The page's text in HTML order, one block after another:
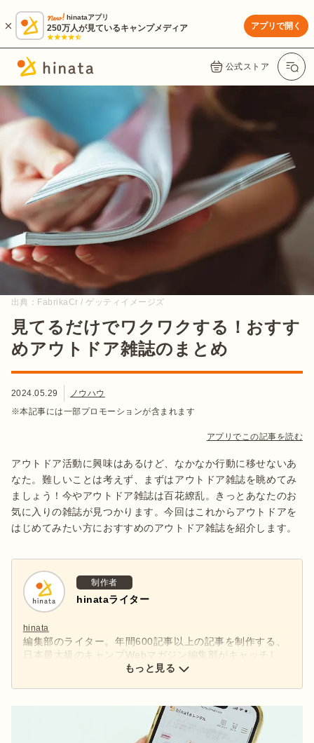
hinataアプリ
250万人が見ているキャンプメディア アプリで開く
公式ストア
出典： FabrikaCr / ゲッティイメージズ
見てるだけでワクワクする！おすす
めアウトドア雑誌のまとめ
2024.05.29
ノウハウ
※本記事には一部プロモーションが含まれます
アプリでこの記事を読む
アウトドア活動に興味はあるけど、なかなか行動に移せないあ
なた。難しいことは考えず、まずはアウトドア雑誌を眺めてみ
ましょう！今やアウトドア雑誌は百花繚乱。きっとあなたのお
気に入りの雑誌が見つかります。今回はこれからアウトドアを
はじめてみたい方におすすめのアウトドア雑誌を紹介します。
制作者
hinataライター
hinata
編集部のライター。年間600記事以上の記事を制作する、
日本最大級のキャンプWebマガジン編集部がキャッチし
た、アウトドアの最新情報をお届けします。
もっと見る